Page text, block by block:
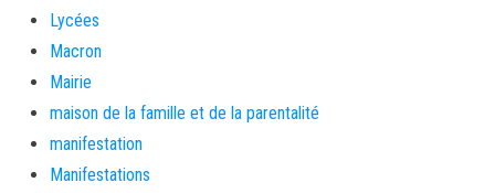
Lycées
Macron
Mairie
maison de la famille et de la parentalité
manifestation
Manifestations